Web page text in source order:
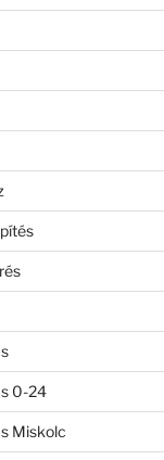
0-24
Miskolc